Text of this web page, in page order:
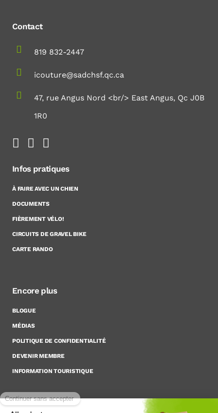
Contact
819 832-2447
icouture@sadchsf.qc.ca
47, rue Angus Nord <br/> East Angus, Qc J0B
1R0
Infos pratiques
À FAIRE AVEC UN CHIEN
DOCUMENTS
FIÈREMENT VÉLO!
CIRCUITS DE GRAVEL BIKE
CARTE RANDO
Encore plus
BLOGUE
MÉDIAS
POLITIQUE DE CONFIDENTIALITÉ
DEVENIR MEMBRE
INFORMATION TOURISTIQUE